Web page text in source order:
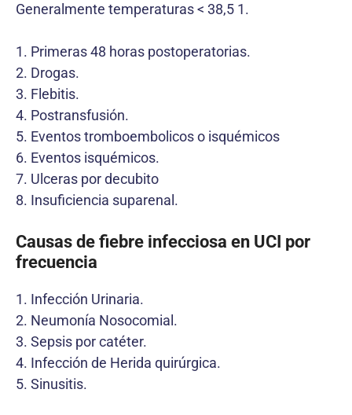
Generalmente temperaturas < 38,5 1.
1. Primeras 48 horas postoperatorias.
2. Drogas.
3. Flebitis.
4. Postransfusión.
5. Eventos tromboembolicos o isquémicos
6. Eventos isquémicos.
7. Ulceras por decubito
8. Insuficiencia suparenal.
Causas de fiebre infecciosa en UCI por
frecuencia
1. Infección Urinaria.
2. Neumonía Nosocomial.
3. Sepsis por catéter.
4. Infección de Herida quirúrgica.
5. Sinusitis.